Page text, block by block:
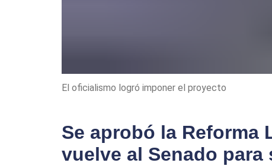
El oficialismo logró imponer el proyecto
Se aprobó la Reforma
vuelve al Senado